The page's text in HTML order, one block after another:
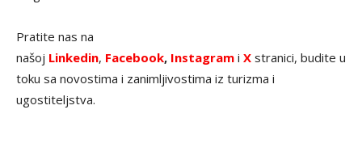
Pratite nas na
našoj Linkedin, Facebook, Instagram i X stranici, budite u
toku sa novostima i zanimljivostima iz turizma i
ugostiteljstva.